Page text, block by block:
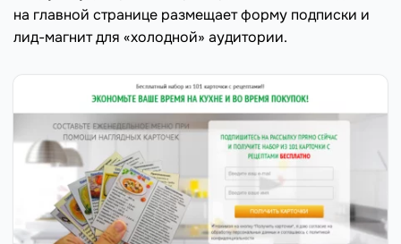
на главной странице размещает форму подписки и
лид-магнит для «холодной» аудитории.